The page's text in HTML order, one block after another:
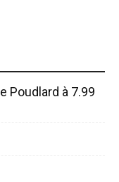
Poudlard à 7.99